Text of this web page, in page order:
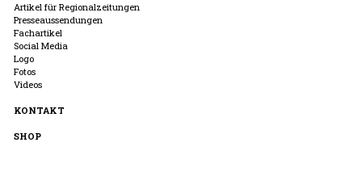
Artikel für Regionalzeitungen
Presseaussendungen
Fachartikel
Social Media
Logo
Fotos
Videos
KONTAKT
SHOP